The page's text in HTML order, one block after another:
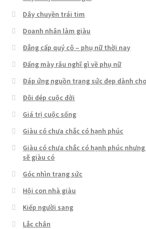
Dây chuyền trái tim
Doanh nhân làm giàu
Đẳng cấp quý cô – phụ nữ thời nay
Đấng mày râu nghĩ gì về phụ nữ
Đáp ứng nguồn trang sức đẹp dành
Đôi dép cuộc đời
Giá trị cuộc sống
Giàu có chưa chắc có hạnh phúc
Giàu có chưa chắc có hạnh phúc
sẽ giàu có
Góc nhìn trang sức
Hội con nhà giàu
Kiếp người sang
Lắc chân